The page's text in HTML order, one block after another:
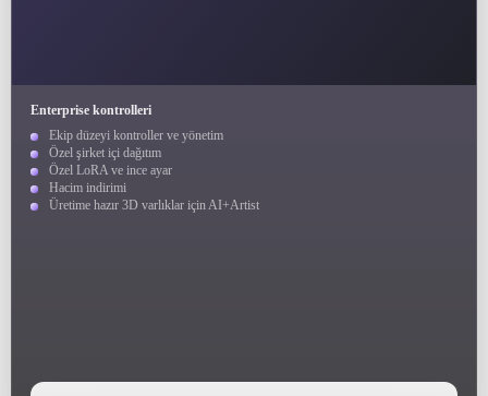
Enterprise kontrolleri
Ekip düzeyi kontroller ve yönetim
Özel şirket içi dağıtım
Özel LoRA ve ince ayar
Hacim indirimi
Üretime hazır 3D varlıklar için AI+Artist